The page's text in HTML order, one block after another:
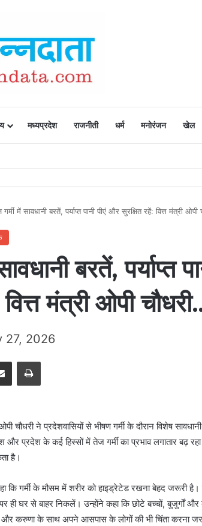
मध्यप्रदेश राजनीती धर्म मनोरंजन खेल
की समय पर उपलब्धता से किसानों में उत्साह, नैनो डीएपी और नैनो
में सावधानी बरतें, पर्याप्त पानी पीएं और सुरक्षित रहें: वित्त मंत्री
बरतें, पर्याप्त
मंत्री ओपी
27, 2026
Share via Email Print
चौधरी ने प्रदेशवासियों से भीषण गर्मी के दौरान विशेष
प्रदेश के कई हिस्सों में तेज गर्मी का प्रभाव लगातार बढ़
है।
कि गर्मी के मौसम में शरीर को हाइड्रेटेड रखना बेहद जरूरी
घर से बाहर निकलें। उन्होंने कहा कि छोटे बच्चों, बुजुर्गों और
करुणा के साथ अपने आसपास के लोगों की भी चिंता करना